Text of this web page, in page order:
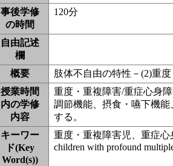
事後学修
の時間
120分
自由記述
欄
概要
肢体不自由の特性－(2)重
授業時間
内の学修
内容
重度・重複障害/重症心身
調節機能、摂食・嚥下機
する。
キーワー
ド(Key
Word(s))
重度・重複障害児、重症
children with profound